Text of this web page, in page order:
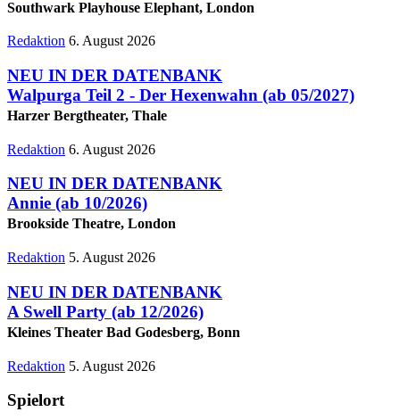
Southwark Playhouse Elephant, London
Redaktion 6. August 2026
NEU IN DER DATENBANK
Walpurga Teil 2 - Der Hexenwahn (ab 05/2027)
Harzer Bergtheater, Thale
Redaktion 6. August 2026
NEU IN DER DATENBANK
Annie (ab 10/2026)
Brookside Theatre, London
Redaktion 5. August 2026
NEU IN DER DATENBANK
A Swell Party (ab 12/2026)
Kleines Theater Bad Godesberg, Bonn
Redaktion 5. August 2026
Spielort